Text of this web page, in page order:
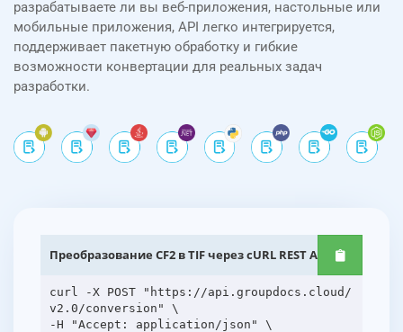
разрабатываете ли вы веб-приложения, настольные или
мобильные приложения, API легко интегрируется,
поддерживает пакетную обработку и гибкие
возможности конвертации для реальных задач
разработки.
Преобразование CF2 в TIF через cURL REST API
curl -X POST "https://api.groupdocs.cloud/
v2.0/conversion" \
-H "Accept: application/json" \